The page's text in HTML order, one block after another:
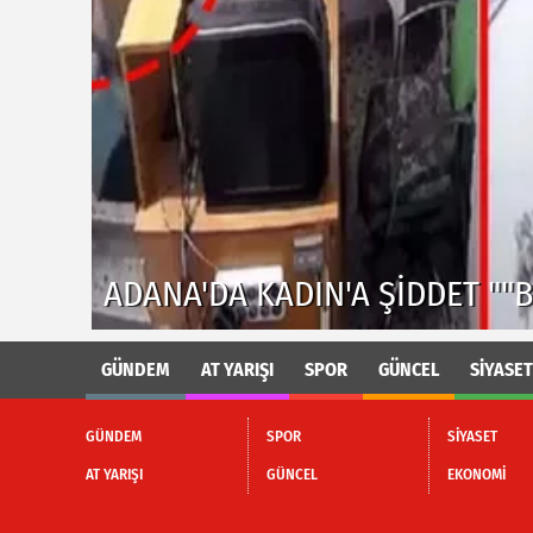
ADANA'DA PES DEDIRTEN
İNTERNET KABLOLARINI
GÜNDEM AT YARIŞI SPOR GÜNCEL SİYASET
GÜNDEM
AT YARIŞI
SPOR
GÜNCEL
SİYASET
EKONOMİ